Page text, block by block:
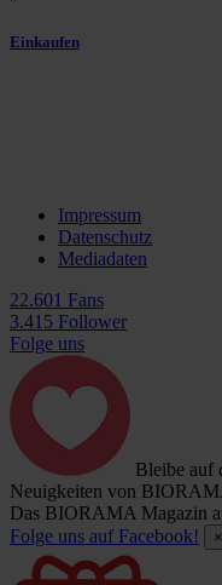
Einkaufen
Impressum
Datenschutz
Mediadaten
22.601 Fans
3.415 Follower
Folge uns
Bleibe auf
Neuigkeiten von
Das BIORAMA Magazin
Folge uns auf Facebook!
×